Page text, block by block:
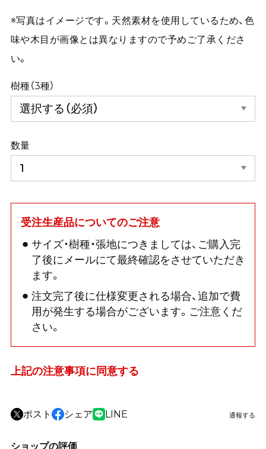
※写真はイメージです。天然素材を使用しているため、色
味や木目が画像とは異なりますので予めご了承くださ
い。
樹種（3種）
数量
受注生産品についてのご注意
サイズ・樹種・張地につきましては、ご購入完
了後にメールにて最終確認をさせていただき
ます。
注文完了後に仕様変更される場合、追加で費
用が発生する場合がございます。ご注意くだ
さい。
上記の注意事項に同意する
ポスト シェア LINE 通報する
ショップの評価